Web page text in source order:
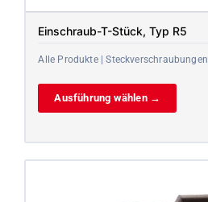
Einschraub-T-Stück, Typ R5
Alle Produkte | Steckverschraubungen
Ausführung wählen →